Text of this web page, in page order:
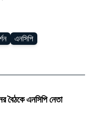
এনসিপি
বৈঠকে এনসিপি নেতা